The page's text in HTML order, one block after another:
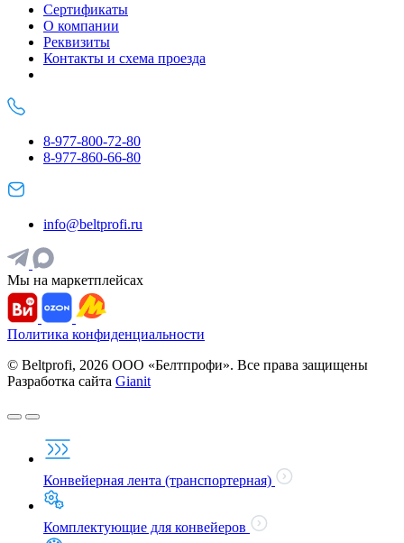
Сертификаты
О компании
Реквизиты
Контакты и схема проезда
8-977-800-72-80
8-977-860-66-80
info@beltprofi.ru
Мы на маркетплейсах
Политика конфиденциальности
© Beltprofi, 2026 ООО «Белтпрофи». Все права защищены
Разработка сайта Gianit
Конвейерная лента (транспортерная)
Комплектующие для конвейеров